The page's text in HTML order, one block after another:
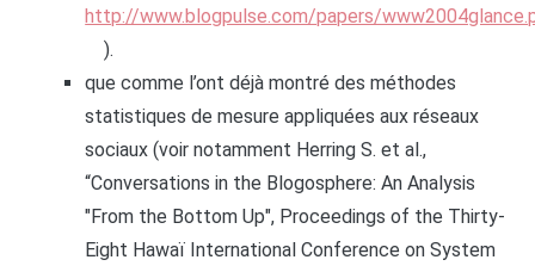
http://www.blogpulse.com/papers/
).
que comme l’ont déjà montré des méthodes
statistiques de mesure appliquées aux réseaux
sociaux (voir notamment Herring S. et al.,
“Conversations in the Blogosphere: An Analysis
"From the Bottom Up", Proceedings of the Thirty-
Eight Hawaï International Conference on System